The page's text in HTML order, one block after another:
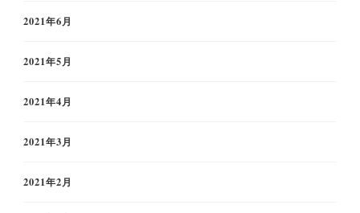
2021年6月
2021年5月
2021年4月
2021年3月
2021年2月